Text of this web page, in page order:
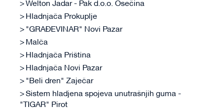
Welton Jadar - Pak d.o.o. Osečina
Hladnjača Prokuplje
"GRAĐEVINAR" Novi Pazar
Malča
Hladnjača Priština
Hladnjača Novi Pazar
"Beli dren" Zaječar
Sistem hladjena spojeva unutrašnjih guma -
"TIGAR" Pirot